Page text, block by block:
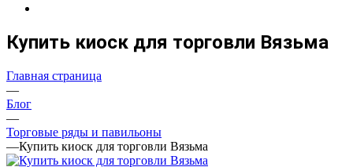
Купить киоск для торговли Вязьма
Главная страница
—
Блог
—
Торговые ряды и павильоны
—Купить киоск для торговли Вязьма